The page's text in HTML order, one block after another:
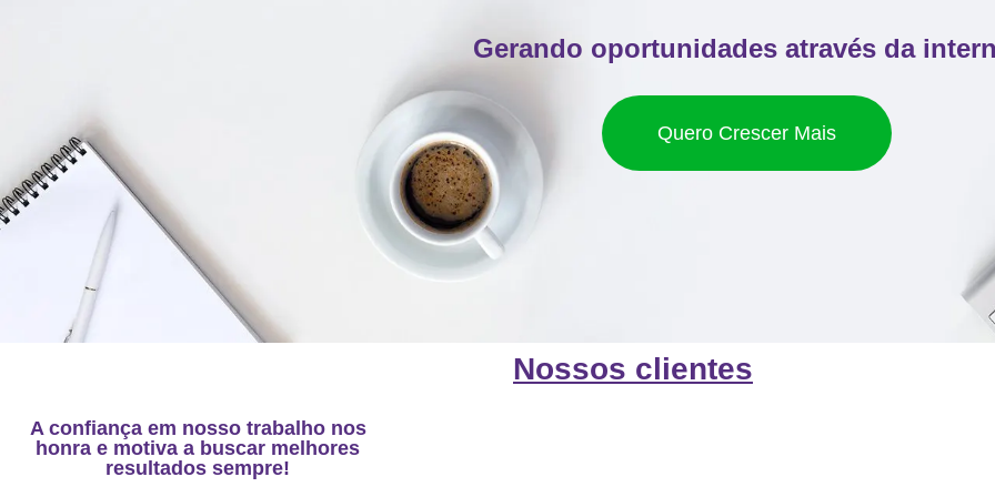
Gerando oportunidades através da
Quero Crescer Mais
Nossos clientes
A confiança em nosso trabalho nos
honra e motiva a buscar melhores
resultados sempre!